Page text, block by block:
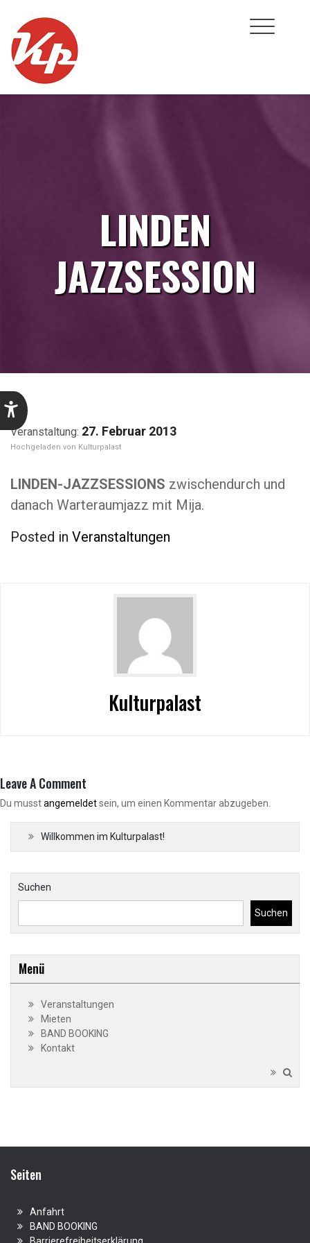
content
LINDEN
JAZZSESSION
27. Februar 2013
Kulturpalast
LINDEN-JAZZSESSIONS zwischendurch und
danach Warteraumjazz mit Mija.
Posted in Veranstaltungen
Kulturpalast
Leave A Comment
Du musstangemeldetsein, um einen Kommentar abzugeben.
Willkommen im Kulturpalast!
Suchen
Suchen
Menü
Veranstaltungen
Mieten
BAND BOOKING
Kontakt
Seiten
Anfahrt
BAND BOOKING